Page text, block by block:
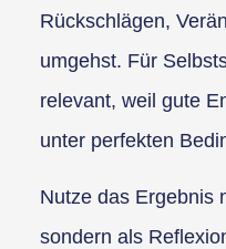
Rückschlägen,
umgehst. Für
relevant, weil gute
unter perfekten
Nutze das Ergebnis
sondern als